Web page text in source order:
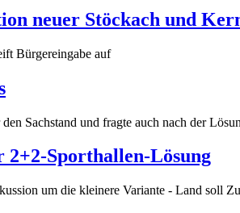
neuer Stöckach und
Bürgereingabe auf
Sachstand und fragte auch nach der
Sporthallen-Lösung
um die kleinere Variante - Land soll